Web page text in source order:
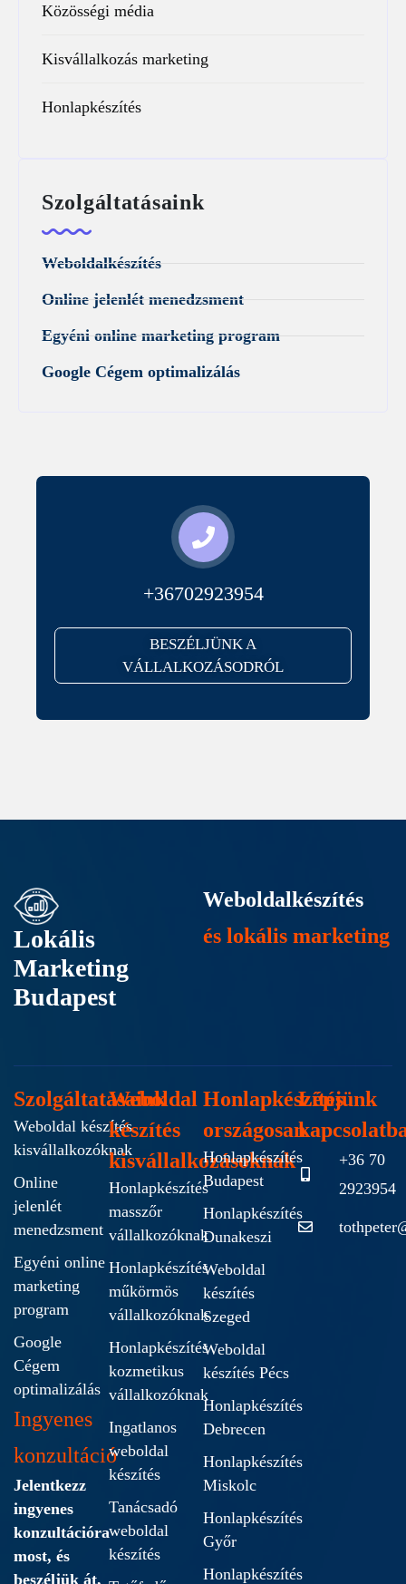
Közösségi média
Kisvállalkozás marketing
Honlapkészítés
Szolgáltatásaink
Weboldalkészítés
Online jelenlét menedzsment
Egyéni online marketing program
Google Cégem optimalizálás
+36702923954
BESZÉLJÜNK A
VÁLLALKOZÁSODRÓL
Lokális
Marketing
Budapest
Weboldalkészítés
és lokális marketing
Szolgáltatásaink
Weboldal készítés
kisvállalkozóknak
Online
jelenlét
menedzsment
Egyéni online
marketing
program
Google
Cégem
optimalizálás
Ingyenes
konzultáció
Jelentkezz
ingyenes
konzultációra
most, és
beszéljük át,
Weboldal
készítés
kisvállalkozásoknak
Honlapkészítés
masszőr
vállalkozóknak
Honlapkészítés
műkörmös
vállalkozóknak
Honlapkészítés
kozmetikus
vállalkozóknak
Ingatlanos
weboldal
készítés
Tanácsadó
weboldal
készítés
Honlapkészítés
országosan
Honlapkészítés
Budapest
Honlapkészítés
Dunakeszi
Weboldal
készítés
Szeged
Weboldal
készítés Pécs
Honlapkészítés
Debrecen
Honlapkészítés
Miskolc
Honlapkészítés
Győr
Honlapkészítés
Lépjünk
+36 70
2923954